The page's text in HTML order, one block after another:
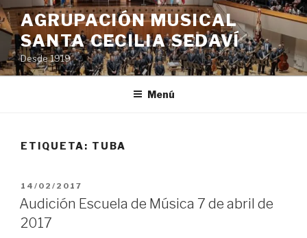
Saltar
al
contenido
AGRUPACIÓN MUSICAL
SANTA CECILIA SEDAVÍ
Desde 1919
Menú
ETIQUETA: TUBA
PUBLICADO
EL
14/02/2017
Audición Escuela de Música 7 de abril de
2017